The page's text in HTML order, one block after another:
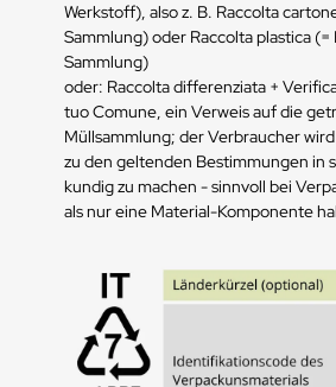
Werkstoff), also z. B. Raccolta
Sammlung) oder Raccolta plastica
Sammlung)
oder: Raccolta differenziata +
tuo Comune, ein Verweis auf die
Müllsammlung; der Verbraucher
zu den geltenden Bestimmungen in
kundig zu machen - sinnvoll bei
als nur eine Material-Komponente